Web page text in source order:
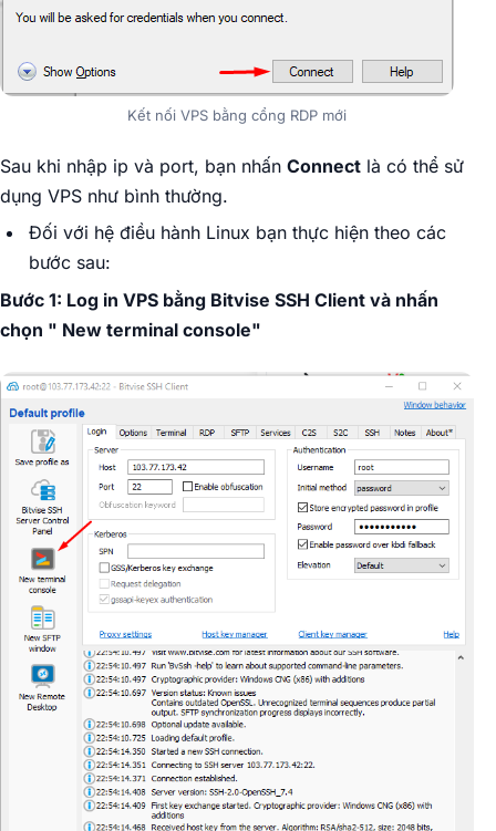
Kết nối VPS bằng cổng RDP mới
Sau khi nhập ip và port, bạn nhấn Connect là có thể sử
dụng VPS như bình thường.
Đối với hệ điều hành Linux bạn thực hiện theo các
bước sau:
Bước 1: Log in VPS bằng Bitvise SSH Client và nhấn
chọn " New terminal console"